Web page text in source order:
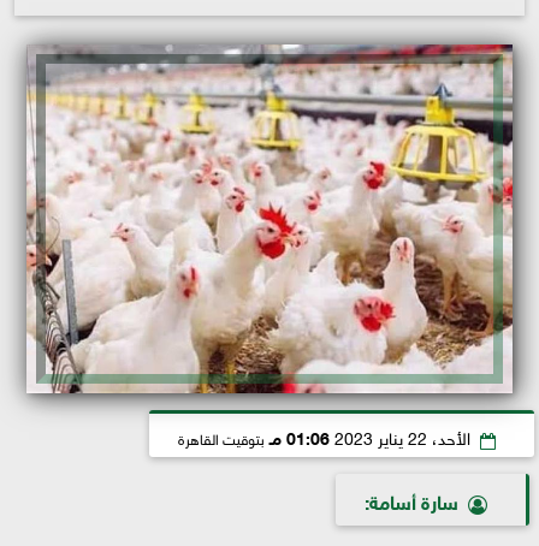
الأحد، 22 يناير 2023 01:06 مـ بتوقيت القاهرة
سارة أسامة: